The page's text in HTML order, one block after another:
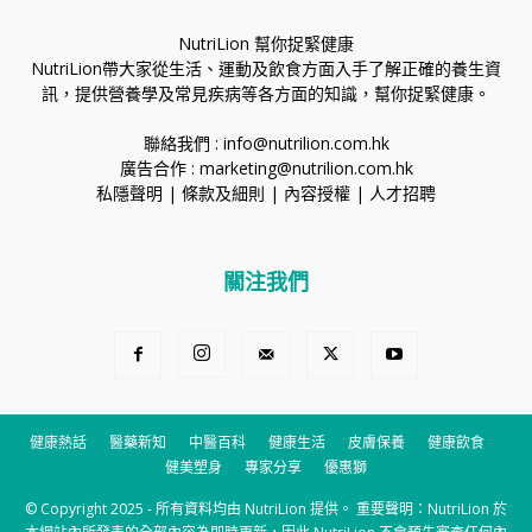
NutriLion 幫你捉緊健康
NutriLion帶大家從生活、運動及飲食方面入手了解正確的養生資
訊，提供營養學及常見疾病等各方面的知識，幫你捉緊健康。
聯絡我們 : info@nutrilion.com.hk
廣告合作 : marketing@nutrilion.com.hk
私隱聲明 | 條款及細則 | 內容授權 | 人才招聘
關注我們
健康熱話 醫藥新知 中醫百科 健康生活 皮膚保養
健康飲食
健美塑身
專家分享 優惠獅
© Copyright 2025 - 所有資料均由 NutriLion 提供。 重要聲明：NutriLion 於